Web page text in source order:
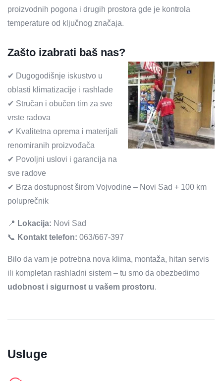
proizvodnih pogona i drugih prostora gde je kontrola
temperature od ključnog značaja.
Zašto izabrati baš nas?
✔ Dugogodišnje iskustvo u
oblasti klimatizacije i rashlade
✔ Stručan i obučen tim za sve
vrste radova
✔ Kvalitetna oprema i materijali
renomiranih proizvođača
✔ Povoljni uslovi i garancija na
sve radove
✔ Brza dostupnost širom Vojvodine – Novi Sad + 100 km
poluprečnik
📍 Lokacija: Novi Sad
📞 Kontakt telefon: 063/667-397
Bilo da vam je potrebna nova klima, montaža, hitan servis
ili kompletan rashladni sistem – tu smo da obezbedimo
udobnost i sigurnost u vašem prostoru.
Usluge